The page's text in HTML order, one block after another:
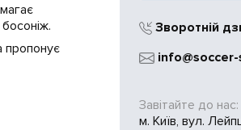
пропонує
Зворотній
Завітайте до нас:
м. Київ, вул.